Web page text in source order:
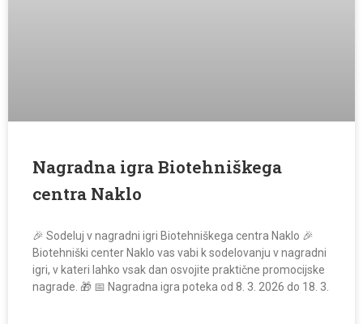
Nagradna igra Biotehniškega
centra Naklo
🎉 Sodeluj v nagradni igri Biotehniškega centra Naklo 🎉
Biotehniški center Naklo vas vabi k sodelovanju v nagradni
igri, v kateri lahko vsak dan osvojite praktične promocijske
nagrade. 🎁 📅 Nagradna igra poteka od 8. 3. 2026 do 18. 3.